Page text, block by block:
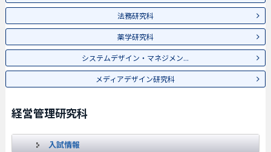
法務研究科
薬学研究科
システムデザイン・マネジメン...
メディアデザイン研究科
経営管理研究科
入試情報